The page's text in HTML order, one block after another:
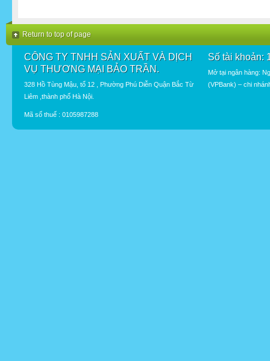
Return to top of page
CÔNG TY TNHH SẢN XUẤT VÀ DỊCH
VỤ THƯƠNG MẠI BẢO TRẦN.
328 Hồ Tùng Mậu, tổ 12 , Phường Phú Diễn Quận Bắc Từ
Liêm ,thành phố Hà Nội.
Mã số thuế : 0105987288
Số tài khoản:
Mở tại ngân hàng:
(VPBank) – chi